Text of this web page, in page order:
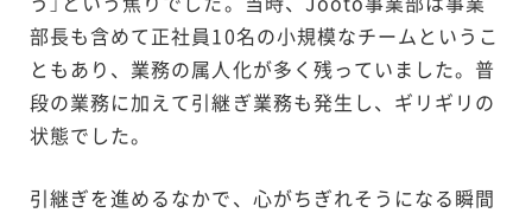
部長も含めて正社員10名の小規模なチームというこ
ともあり、業務の属人化が多く残っていました。普
段の業務に加えて引継ぎ業務も発生し、ギリギリの
状態でした。
引継ぎを進めるなかで、心がちぎれそうになる瞬間